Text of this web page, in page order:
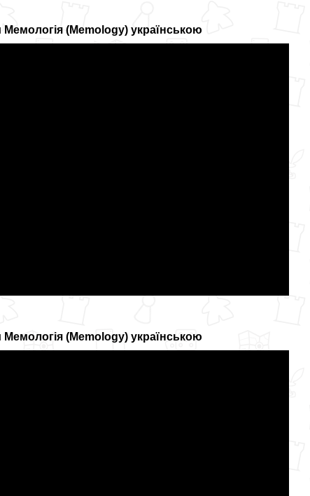
Мемологія (Memology) українською
Мемологія (Memology) українською